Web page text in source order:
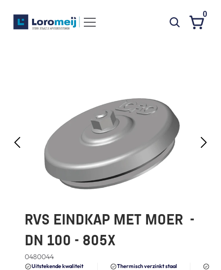
Poedercoaten
Over ons
Waarom Loromeij
FAQ
Blogs
0
RVS EINDKAP MET MOER  -
DN 100 - 805X
0480044
Uitstekende kwaliteit Thermisch verzinkt staal